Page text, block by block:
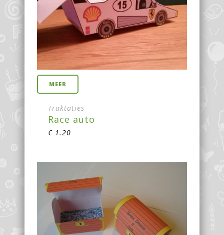
MEER
Traktaties
Race auto
€ 1.20